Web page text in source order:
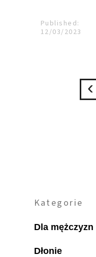
Published:
12/03/2023
Kategorie
Dla mężczyzn
Dłonie